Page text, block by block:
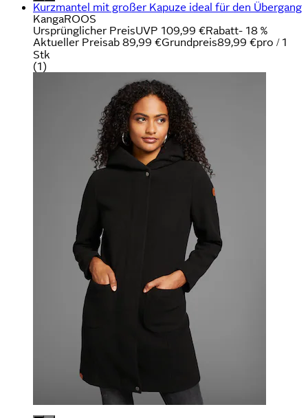
Kurzmantel mit großer Kapuze ideal für den Übergang
KangaROOS
Ursprünglicher PreisUVP 109,99 €Rabatt- 18 %
Aktueller Preisab 89,99 €Grundpreis89,99 €pro / 1
Stk
(1)